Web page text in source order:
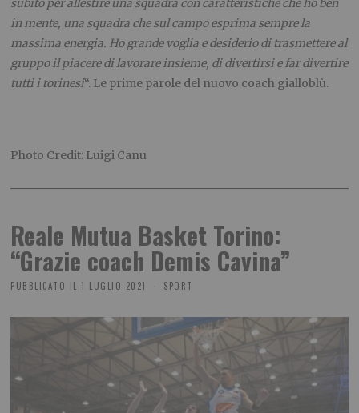
subito per allestire una squadra con caratteristiche che ho ben
in mente, una squadra che sul campo esprima sempre la
massima energia. Ho grande voglia e desiderio di trasmettere al
gruppo il piacere di lavorare insieme, di divertirsi e far divertire
tutti i torinesi“. Le prime parole del nuovo coach gialloblù.
Photo Credit: Luigi Canu
Reale Mutua Basket Torino:
“Grazie coach Demis Cavina”
PUBBLICATO IL 1 LUGLIO 2021 SPORT